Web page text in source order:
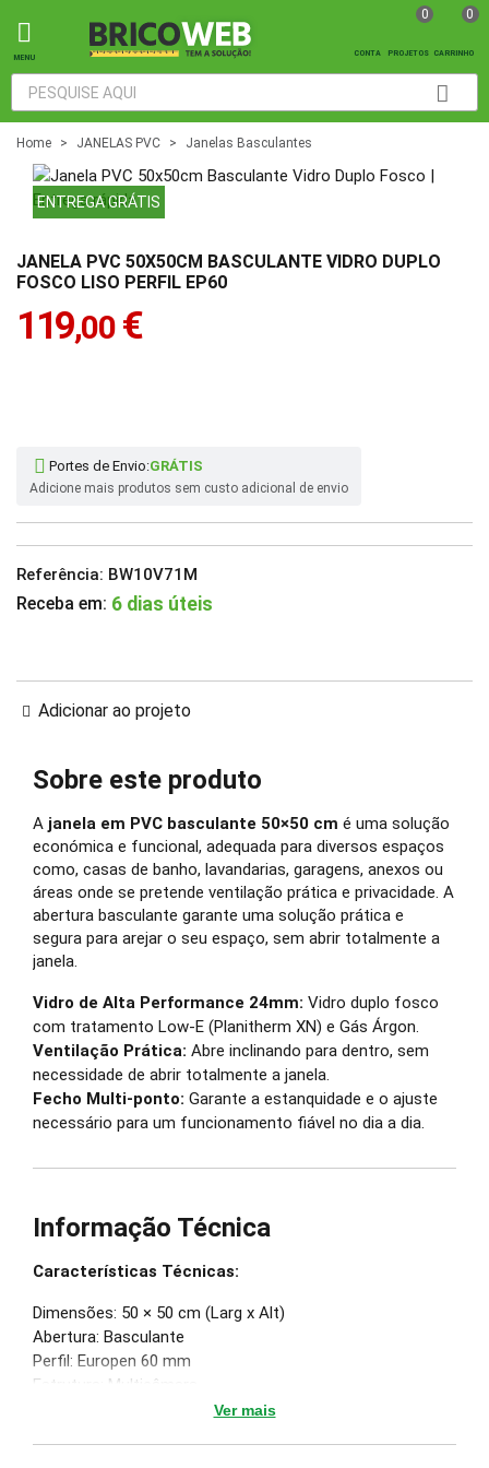
MENU
0
CONTA
0
PROJETOS
Home > JANELAS PVC > Janelas Basculantes
ENTREGA GRÁTIS
JANELA PVC 50X50CM BASCULANTE VIDRO DUPLO
FOSCO LISO PERFIL EP60
119,00 €
Portes de Envio:GRÁTIS
Adicione mais produtos sem custo adicional de envio
Referência: BW10V71M
Receba em: 6 dias úteis
Adicionar ao projeto
Sobre este produto
A janela em PVC basculante 50×50 cm é uma solução
económica e funcional, adequada para diversos espaços
como, casas de banho, lavandarias, garagens, anexos ou
áreas onde se pretende ventilação prática e privacidade. A
abertura basculante garante uma solução prática e
segura para arejar o seu espaço, sem abrir totalmente a
janela.
Vidro de Alta Performance 24mm: Vidro duplo fosco
com tratamento Low-E (Planitherm XN) e Gás Árgon.
Ventilação Prática: Abre inclinando para dentro, sem
necessidade de abrir totalmente a janela.
Fecho Multi-ponto: Garante a estanquidade e o ajuste
necessário para um funcionamento fiável no dia a dia.
Informação Técnica
Características Técnicas:
Dimensões: 50 × 50 cm (Larg x Alt)
Abertura: Basculante
Perfil: Europen 60 mm
Estrutura: Multicâmara
Vidro: Duplo Fosco com tratamento Low-E (Planitherm
Ver mais